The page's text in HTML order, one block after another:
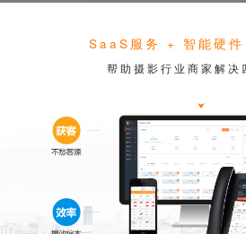
SaaS服务 + 智能硬
帮助摄影行业商家解决